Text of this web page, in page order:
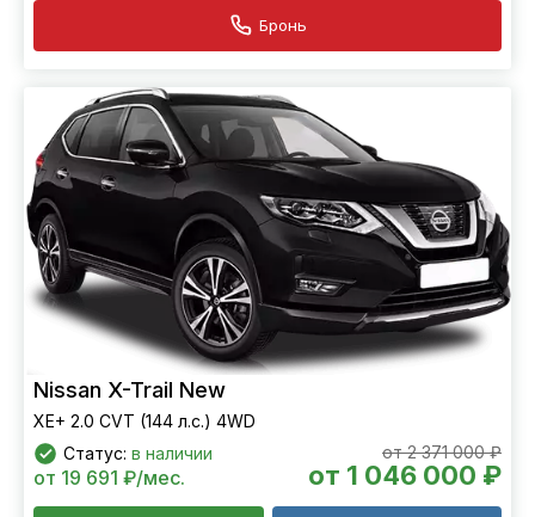
Бронь
Nissan X-Trail New
XE+ 2.0 CVT (144 л.с.) 4WD
Статус: в наличии от 2 371 000 ₽
от 1 046 000 ₽
от 19 691 ₽/мес.